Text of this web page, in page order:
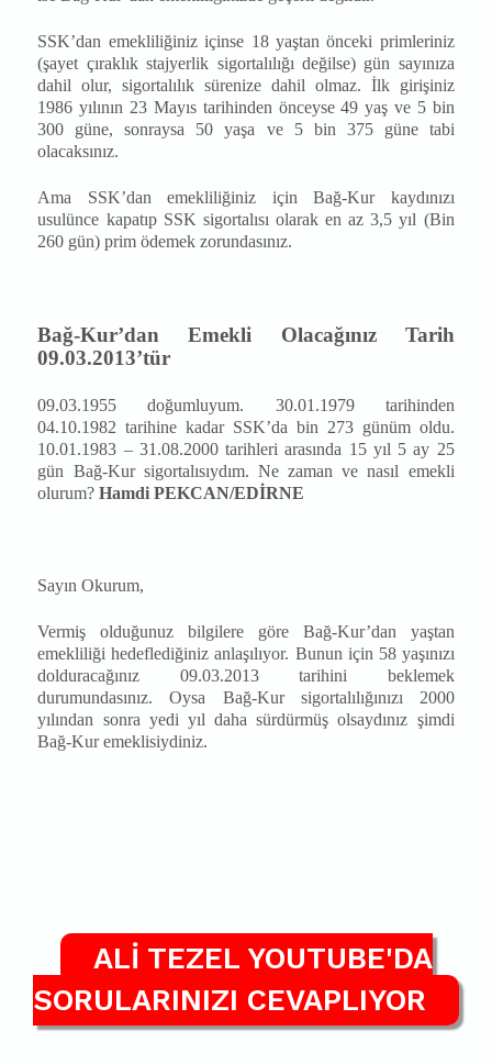
SSK’dan emekliliğiniz içinse 18 yaştan önceki primleriniz
(şayet çıraklık stajyerlik sigortalılığı değilse) gün sayınıza
dahil olur, sigortalılık sürenize dahil olmaz. İlk girişiniz
1986 yılının 23 Mayıs tarihinden önceyse 49 yaş ve 5 bin
300 güne, sonraysa 50 yaşa ve 5 bin 375 güne tabi
olacaksınız.
Ama SSK’dan emekliliğiniz için Bağ-Kur kaydınızı
usulünce kapatıp SSK sigortalısı olarak en az 3,5 yıl (Bin
260 gün) prim ödemek zorundasınız.
Bağ-Kur’dan Emekli Olacağınız Tarih
09.03.2013’tür
09.03.1955 doğumluyum. 30.01.1979 tarihinden
04.10.1982 tarihine kadar SSK’da bin 273 günüm oldu.
10.01.1983 – 31.08.2000 tarihleri arasında 15 yıl 5 ay 25
gün Bağ-Kur sigortalısıydım. Ne zaman ve nasıl emekli
olurum?Hamdi PEKCAN/EDİRNE
Sayın Okurum,
Vermiş olduğunuz bilgilere göre Bağ-Kur’dan yaştan
emekliliği hedeflediğiniz anlaşılıyor. Bunun için 58 yaşınızı
dolduracağınız 09.03.2013 tarihini beklemek
durumundasınız. Oysa Bağ-Kur sigortalılığınızı 2000
yılından sonra yedi yıl daha sürdürmüş olsaydınız şimdi
Bağ-Kur emeklisiydiniz.
ALİ TEZEL YOUTUBE'DA
SORULARINIZI CEVAPLIYOR